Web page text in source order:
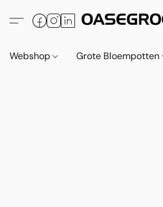
Webshop Grote Bloempotten